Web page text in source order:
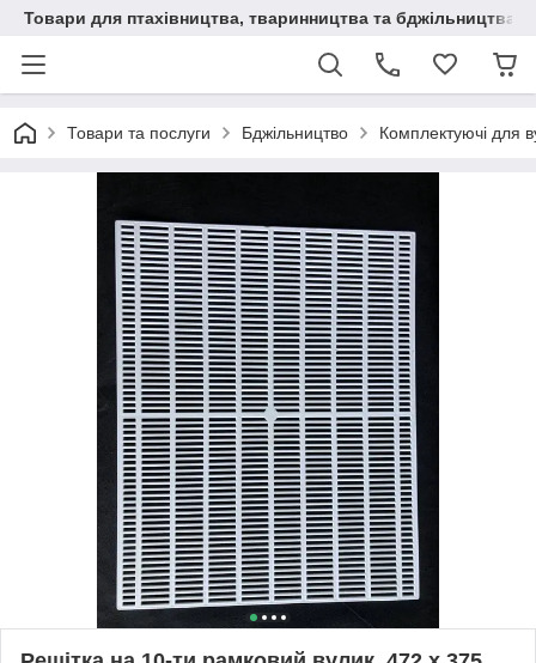
Товари для птахівництва, тваринництва та бджільництва
Товари та послуги Бджільництво Комплектуючі для